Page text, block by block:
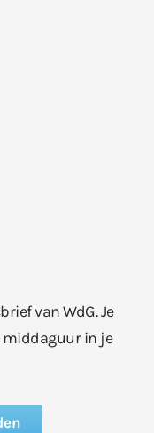
van WdG. Je
in je